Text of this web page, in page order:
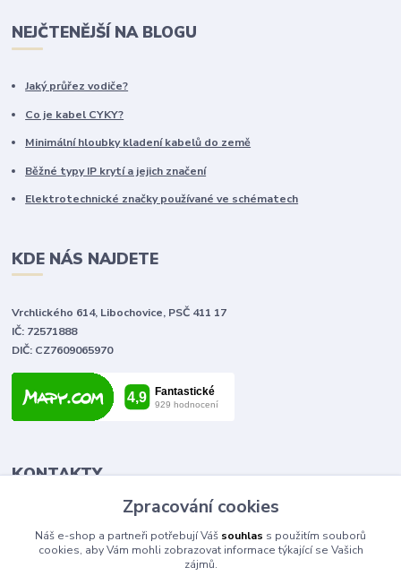
NEJČTENĚJŠÍ NA BLOGU
Jaký průřez vodiče?
Co je kabel CYKY?
Minimální hloubky kladení kabelů do země
Běžné typy IP krytí a jejich značení
Elektrotechnické značky používané ve schématech
KDE NÁS NAJDETE
Vrchlického 614, Libochovice, PSČ 411 17
IČ: 72571888
DIČ: CZ7609065970
KONTAKTY
Tomáš Vlček
+420 702 090 443
volejte od 9,00 - 20,00 hod
Zpracování cookies
Náš e-shop a partneři potřebují Váš souhlas s použitím souborů
cookies, aby Vám mohli zobrazovat informace týkající se Vašich
zájmů.